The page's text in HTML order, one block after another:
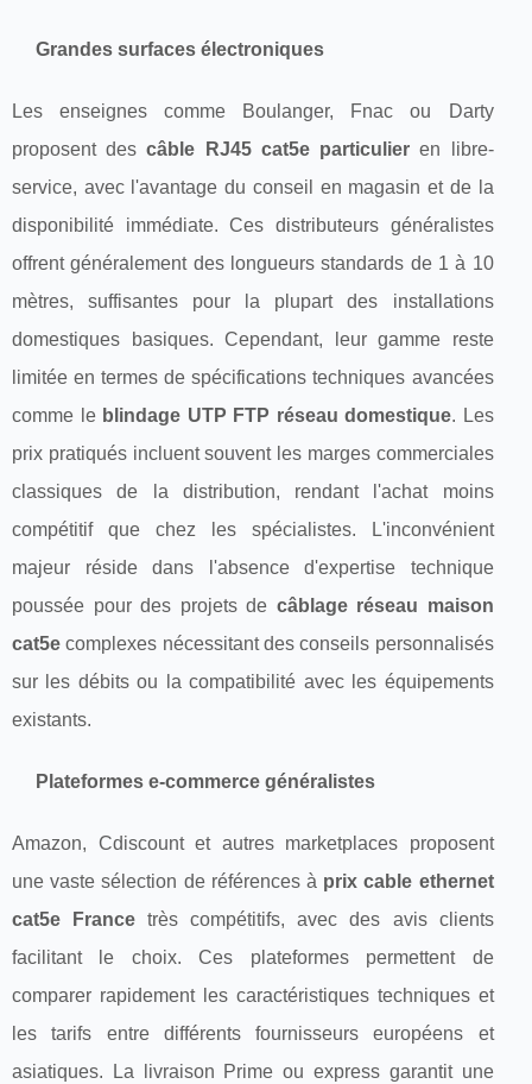
Grandes surfaces électroniques
Les enseignes comme Boulanger, Fnac ou Darty
proposent descâble RJ45 cat5e particulier en libre-
service, avec l'avantage du conseil en magasin et de la
disponibilité immédiate. Ces distributeurs généralistes
offrent généralement des longueurs standards de 1 à 10
mètres, suffisantes pour la plupart des installations
domestiques basiques. Cependant, leur gamme reste
limitée en termes de spécifications techniques avancées
comme le blindage UTP FTP réseau domestique. Les
prix pratiqués incluent souvent les marges commerciales
classiques de la distribution, rendant l'achat moins
compétitif que chez les spécialistes. L'inconvénient
majeur réside dans l'absence d'expertise technique
poussée pour des projets de câblage réseau maison
cat5e complexes nécessitant des conseils personnalisés
sur les débits ou la compatibilité avec les équipements
existants.
Plateformes e-commerce généralistes
Amazon, Cdiscount et autres marketplaces proposent
une vaste sélection de références à prix cable ethernet
cat5e France très compétitifs, avec des avis clients
facilitant le choix. Ces plateformes permettent de
comparer rapidement les caractéristiques techniques et
les tarifs entre différents fournisseurs européens et
asiatiques. La livraison Prime ou express garantit une